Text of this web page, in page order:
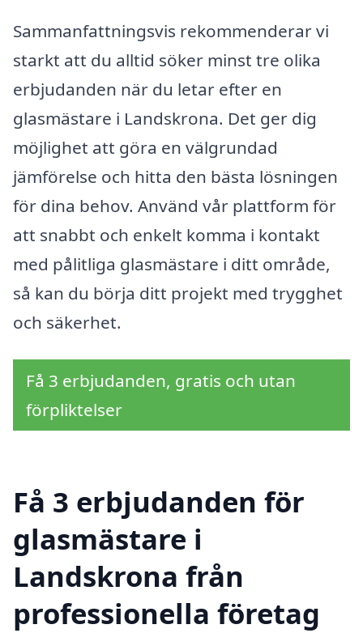
Sammanfattningsvis rekommenderar vi
starkt att du alltid söker minst tre olika
erbjudanden när du letar efter en
glasmästare i Landskrona. Det ger dig
möjlighet att göra en välgrundad
jämförelse och hitta den bästa lösningen
för dina behov. Använd vår plattform för
att snabbt och enkelt komma i kontakt
med pålitliga glasmästare i ditt område,
så kan du börja ditt projekt med trygghet
och säkerhet.
Få 3 erbjudanden, gratis och utan
förpliktelser
Få 3 erbjudanden för
glasmästare i
Landskrona från
professionella företag